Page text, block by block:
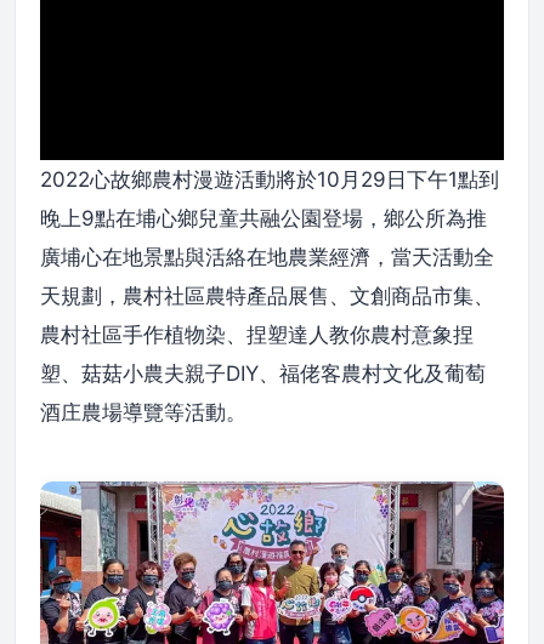
2022心故鄉農村漫遊活動將於10月29日下午1點到
晚上9點在埔心鄉兒童共融公園登場，鄉公所為推
廣埔心在地景點與活絡在地農業經濟，當天活動全
天規劃，農村社區農特產品展售、文創商品市集、
農村社區手作植物染、捏塑達人教你農村意象捏
塑、菇菇小農夫親子DIY、福佬客農村文化及葡萄
酒庄農場導覽等活動。